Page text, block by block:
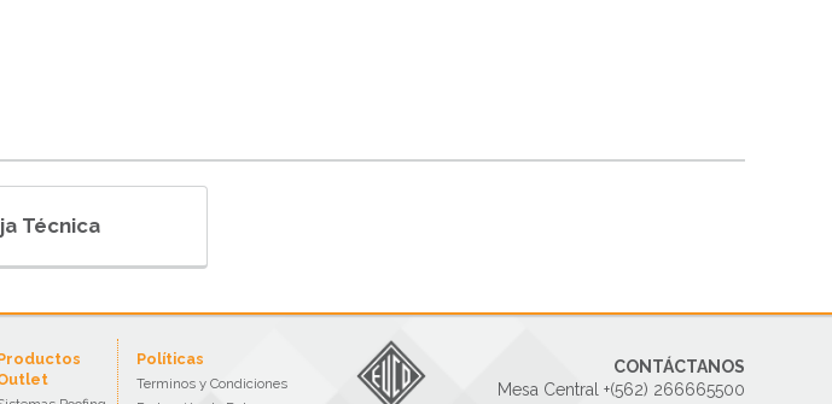
Técnica
CONTÁCTANOS
Mesa Central +(562) 266665500
Políticas
Terminos y Condiciones